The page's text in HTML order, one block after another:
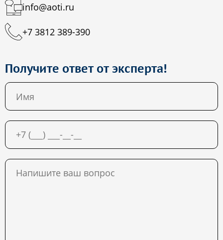
info@aoti.ru
+7 3812 389-390
Получите ответ от эксперта!